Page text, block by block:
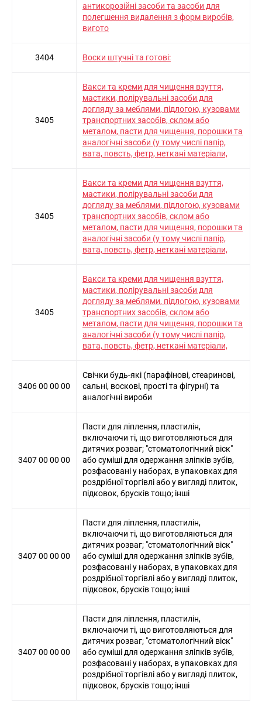
антикорозійні засоби та засоби для
полегшення видалення з форм виробів,
вигото
3404 Воски штучні та готові:
3405
Вакси та креми для чищення взуття,
мастики, полірувальні засоби для
догляду за меблями, підлогою, кузовами
транспортних засобів, склом або
металом, пасти для чищення, порошки та
аналогічні засоби (у тому числі папір,
вата, повсть, фетр, неткані матеріали,
3405
Вакси та креми для чищення взуття,
мастики, полірувальні засоби для
догляду за меблями, підлогою, кузовами
транспортних засобів, склом або
металом, пасти для чищення, порошки та
аналогічні засоби (у тому числі папір,
вата, повсть, фетр, неткані матеріали,
3405
Вакси та креми для чищення взуття,
мастики, полірувальні засоби для
догляду за меблями, підлогою, кузовами
транспортних засобів, склом або
металом, пасти для чищення, порошки та
аналогічні засоби (у тому числі папір,
вата, повсть, фетр, неткані матеріали,
3406 00 00 00
Свічки будь-які (парафінові, стеаринові,
сальні, воскові, прості та фігурні) та
аналогічні вироби
3407 00 00 00
Пасти для ліплення, пластилін,
включаючи ті, що виготовляються для
дитячих розваг; "стоматологічний віск"
або суміші для одержання зліпків зубів,
розфасовані у наборах, в упаковках для
роздрібної торгівлі або у вигляді плиток,
підковок, брусків тощо; інші
3407 00 00 00
Пасти для ліплення, пластилін,
включаючи ті, що виготовляються для
дитячих розваг; "стоматологічний віск"
або суміші для одержання зліпків зубів,
розфасовані у наборах, в упаковках для
роздрібної торгівлі або у вигляді плиток,
підковок, брусків тощо; інші
3407 00 00 00
Пасти для ліплення, пластилін,
включаючи ті, що виготовляються для
дитячих розваг; "стоматологічний віск"
або суміші для одержання зліпків зубів,
розфасовані у наборах, в упаковках для
роздрібної торгівлі або у вигляді плиток,
підковок, брусків тощо; інші